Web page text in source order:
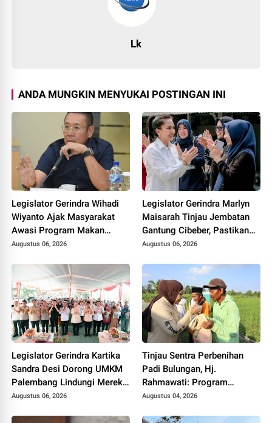
Lk
ANDA MUNGKIN MENYUKAI POSTINGAN INI
Legislator Gerindra Wihadi
Wiyanto Ajak Masyarakat
Awasi Program Makan
Bergizi Gratis agar Tepat
Augustus 06, 2026
Legislator Gerindra Marlyn
Maisarah Tinjau Jembatan
Gantung Cibeber, Pastikan
Aspirasi Warga Terlaksana
Augustus 06, 2026
Legislator Gerindra Kartika
Sandra Desi Dorong UMKM
Palembang Lindungi Merek
Usaha
Augustus 06, 2026
Tinjau Sentra Perbenihan
Padi Bulungan, Hj.
Rahmawati: Program
Prabowo Bikin Petani Makin
Augustus 04, 2026